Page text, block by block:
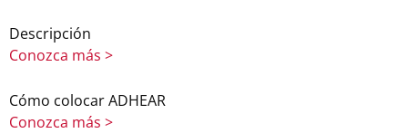
Descripción
Conozca más >
Cómo colocar ADHEAR
Conozca más >